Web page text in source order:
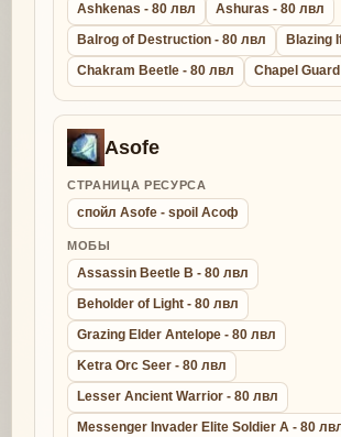
Ashkenas - 80 лвл
Ashuras - 80 лвл
Balrog of Destruction - 80 лвл
Blazing
Chakram Beetle - 80 лвл
Chapel
Asofe
СТРАНИЦА РЕСУРСА
спойл Asofe - spoil Асоф
МОБЫ
Assassin Beetle B - 80 лвл
Beholder of Light - 80 лвл
Grazing Elder Antelope - 80 лвл
Ketra Orc Seer - 80 лвл
Lesser Ancient Warrior - 80 лвл
Messenger Invader Elite Soldier A - 80